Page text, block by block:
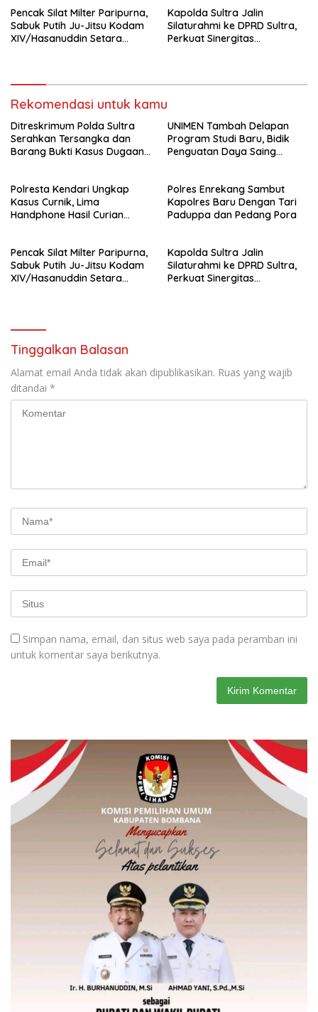
Pencak Silat Milter Paripurna,
Sabuk Putih Ju-Jitsu Kodam
XIV/Hasanuddin Setara
Kapolda Sultra Jalin
Silaturahmi ke DPRD Sultra,
Perkuat Sinergitas
Rekomendasi untuk kamu
Ditreskrimum Polda Sultra
Serahkan Tersangka dan
Barang Bukti Kasus Dugaan
Kejaksaan
UNIMEN Tambah Delapan
Program Studi Baru, Bidik
Penguatan Daya Saing
Polresta Kendari Ungkap
Kasus Curnik, Lima
Handphone Hasil Curian
Polres Enrekang Sambut
Kapolres Baru Dengan Tari
Paduppa dan Pedang Pora
Pencak Silat Milter Paripurna,
Sabuk Putih Ju-Jitsu Kodam
XIV/Hasanuddin Setara
Kapolda Sultra Jalin
Silaturahmi ke DPRD Sultra,
Perkuat Sinergitas
Tinggalkan Balasan
Alamat email Anda tidak akan dipublikasikan. Ruas yang wajib
ditandai *
Simpan nama, email, dan situs web saya pada peramban ini
untuk komentar saya berikutnya.